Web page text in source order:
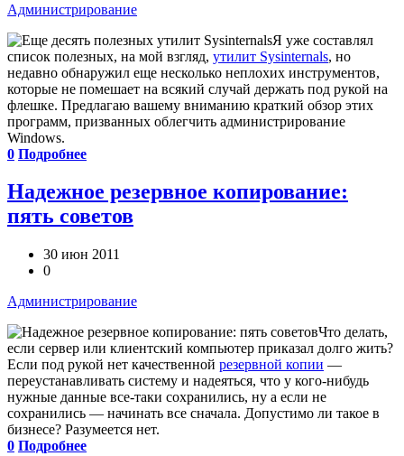
Администрирование
Я уже составлял
список полезных, на мой взгляд, утилит Sysinternals, но
недавно обнаружил еще несколько неплохих инструментов,
которые не помешает на всякий случай держать под рукой на
флешке. Предлагаю вашему вниманию краткий обзор этих
программ, призванных облегчить администрирование
Windows.
0 Подробнее
Надежное резервное копирование:
пять советов
30 июн 2011
0
Администрирование
Что делать,
если сервер или клиентский компьютер приказал долго жить?
Если под рукой нет качественной резервной копии —
переустанавливать систему и надеяться, что у кого-нибудь
нужные данные все-таки сохранились, ну а если не
сохранились — начинать все сначала. Допустимо ли такое в
бизнесе? Разумеется нет.
0 Подробнее